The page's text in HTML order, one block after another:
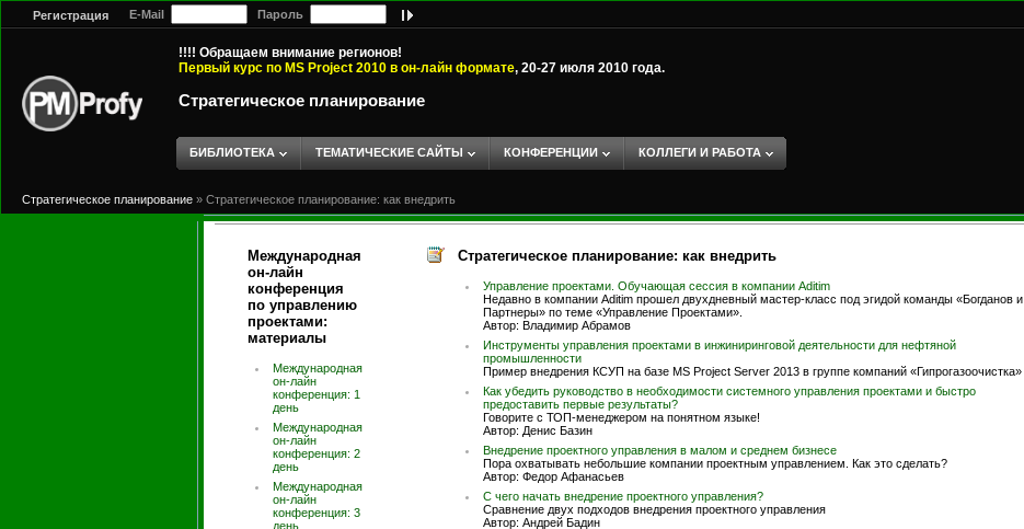
Регистрация E-Mail Пароль
!!!! Обращаем внимание регионов!
Первый курс по MS Project 2010 в он-лайн формате, 20-27 июля 2010 года.
Стратегическое планирование
БИБЛИОТЕКА ТЕМАТИЧЕСКИЕ САЙТЫ КОНФЕРЕНЦИИ КОЛЛЕГИ И РАБОТА
Стратегическое планирование » Стратегическое планирование: как внедрить
Международная
он-лайн
конференция
по управлению
проектами:
материалы
Международная
он-лайн
конференция: 1
день
Международная
он-лайн
конференция: 2
день
Международная
он-лайн
конференция: 3
день
Стратегическое планирование: как внедрить
Управление проектами. Обучающая сессия в компании Aditim
Недавно в компании Aditim прошел двухдневный мастер-класс под эгидой команды «Богданов и
Партнеры» по теме «Управление Проектами».
Автор: Владимир Абрамов
Инструменты управления проектами в инжиниринговой деятельности для нефтяной
промышленности
Пример внедрения КСУП на базе MS Project Server 2013 в группе компаний «Гипрогазоочистка»
Как убедить руководство в необходимости системного управления проектами и быстро
предоставить первые результаты?
Говорите с ТОП-менеджером на понятном языке!
Автор: Денис Базин
Внедрение проектного управления в малом и среднем бизнесе
Пора охватывать небольшие компании проектным управлением. Как это сделать?
Автор: Федор Афанасьев
С чего начать внедрение проектного управления?
Сравнение двух подходов внедрения проектного управления
Автор: Андрей Бадин